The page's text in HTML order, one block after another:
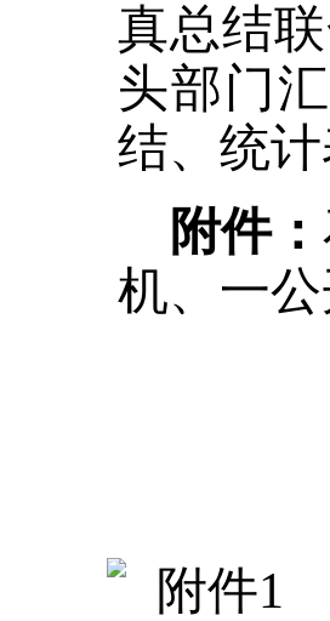
真总结
头部门
结、统
附件：
机、一
附件1